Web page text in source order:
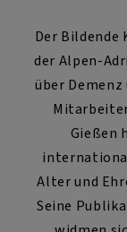
Der
der Alpen-
über
Gießen
Alter und
Seine